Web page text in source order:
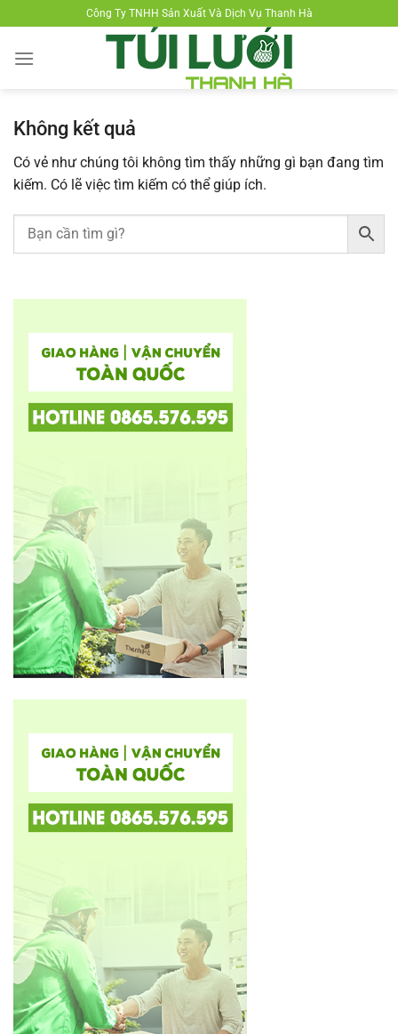
đến
nội
Công Ty TNHH Sản Xuất Và Dịch Vụ Thanh Hà
Không kết quả
Có vẻ như chúng tôi không tìm thấy những gì bạn đang tìm
kiếm. Có lẽ việc tìm kiếm có thể giúp ích.